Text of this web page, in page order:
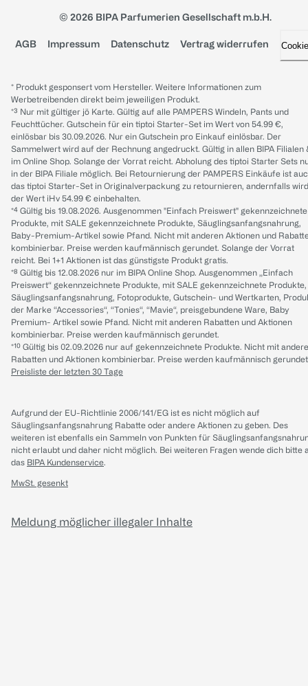
© 2026 BIPA Parfumerien Gesellschaft m.b.H.
AGB Impressum Datenschutz Vertrag widerrufen
* Produkt gesponsert vom Hersteller. Weitere Informationen zum
Werbetreibenden direkt beim jeweiligen Produkt.
*³ Nur mit gültiger jö Karte. Gültig auf alle PAMPERS Windeln, Pants und
Feuchttücher. Gutschein für ein tiptoi Starter-Set im Wert von 54.99 €,
einlösbar bis 30.09.2026. Nur ein Gutschein pro Einkauf einlösbar. Der
Sammelwert wird auf der Rechnung angedruckt. Gültig in allen BIPA Filialen
im Online Shop. Solange der Vorrat reicht. Abholung des tiptoi Starter Sets
in der BIPA Filiale möglich. Bei Retournierung der PAMPERS Einkäufe ist
das tiptoi Starter-Set in Originalverpackung zu retournieren, andernfalls wird
der Wert iHv 54.99 € einbehalten.
*⁴ Gültig bis 19.08.2026. Ausgenommen "Einfach Preiswert" gekennzeichnete
Produkte, mit SALE gekennzeichnete Produkte, Säuglingsanfangsnahrung,
Baby-Premium-Artikel sowie Pfand. Nicht mit anderen Aktionen und
kombinierbar. Preise werden kaufmännisch gerundet. Solange der Vorrat
reicht. Bei 1+1 Aktionen ist das günstigste Produkt gratis.
*⁸ Gültig bis 12.08.2026 nur im BIPA Online Shop. Ausgenommen „Einfach
Preiswert“ gekennzeichnete Produkte, mit SALE gekennzeichnete Produkte,
Säuglingsanfangsnahrung, Fotoprodukte, Gutschein- und Wertkarten,
der Marke “Accessories“, “Tonies“, “Mavie“, preisgebundene Ware, Baby
Premium- Artikel sowie Pfand. Nicht mit anderen Rabatten und Aktionen
kombinierbar. Preise werden kaufmännisch gerundet.
*¹⁰ Gültig bis 02.09.2026 nur auf gekennzeichnete Produkte. Nicht mit
Rabatten und Aktionen kombinierbar. Preise werden kaufmännisch
Preisliste der letzten 30 Tage
Aufgrund der EU-Richtlinie 2006/141/EG ist es nicht möglich auf
Säuglingsanfangsnahrung Rabatte oder andere Aktionen zu geben. Des
weiteren ist ebenfalls ein Sammeln von Punkten für
nicht erlaubt und daher nicht möglich. Bei weiteren Fragen wende dich bitte
das BIPA Kundenservice.
MwSt. gesenkt
Meldung möglicher illegaler Inhalte